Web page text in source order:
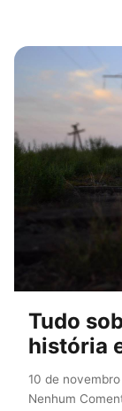
Tudo
história
10 de
Nenhum